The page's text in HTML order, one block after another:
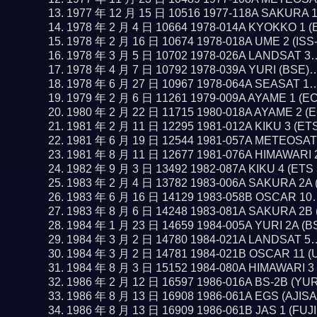
1977 年 12 月 15 日 10516 1977-118A
1978 年 2 月 4 日 10664 1978-014A KYOKKO 1
1978 年 2 月 16 日 10674 1978-018A UME 2
1978 年 3 月 5 日 10702 1978-026A LANDSAT
1978 年 4 月 7 日 10792 1978-039A YURI
1978 年 6 月 27 日 10967 1978-064A SEASAT
1979 年 2 月 6 日 11261 1979-009A AYAME 1
1980 年 2 月 22 日 11715 1980-018A AYAME 2
1981 年 2 月 11 日 12295 1981-012A KIKU 3
1981 年 6 月 19 日 12544 1981-057A
1981 年 8 月 11 日 12677 1981-076A
1982 年 9 月 3 日 13492 1982-087A KIKU 4
1983 年 2 月 4 日 13782 1983-006A SAKURA
1983 年 6 月 16 日 14129 1983-058B OSCAR
1983 年 8 月 6 日 14248 1983-081A SAKURA
1984 年 1 月 23 日 14659 1984-005A YURI 2A
1984 年 3 月 2 日 14780 1984-021A LANDSAT
1984 年 3 月 2 日 14781 1984-021B OSCAR 11
1984 年 8 月 3 日 15152 1984-080A HIMAWARI
1986 年 2 月 12 日 16597 1986-016A BS-2B
1986 年 8 月 13 日 16908 1986-061A EGS
1986 年 8 月 13 日 16909 1986-061B JAS 1